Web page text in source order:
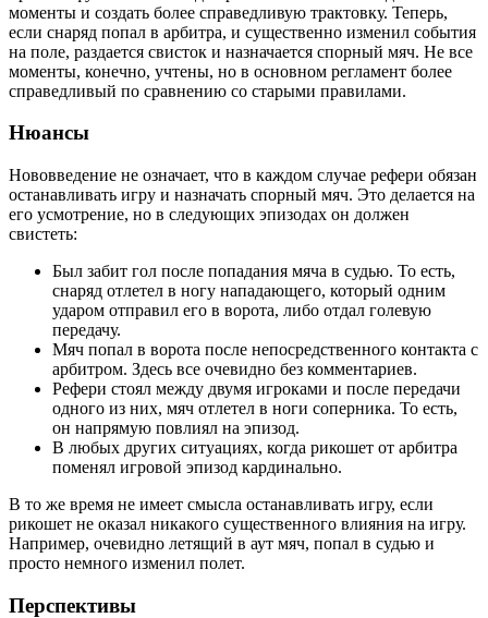
моменты и создать более справедливую трактовку. Теперь,
если снаряд попал в арбитра, и существенно изменил события
на поле, раздается свисток и назначается спорный мяч. Не все
моменты, конечно, учтены, но в основном регламент более
справедливый по сравнению со старыми правилами.
Нюансы
Нововведение не означает, что в каждом случае рефери обязан
останавливать игру и назначать спорный мяч. Это делается на
его усмотрение, но в следующих эпизодах он должен
свистеть:
Был забит гол после попадания мяча в судью. То есть,
снаряд отлетел в ногу нападающего, который одним
ударом отправил его в ворота, либо отдал голевую
передачу.
Мяч попал в ворота после непосредственного контакта с
арбитром. Здесь все очевидно без комментариев.
Рефери стоял между двумя игроками и после передачи
одного из них, мяч отлетел в ноги соперника. То есть,
он напрямую повлиял на эпизод.
В любых других ситуациях, когда рикошет от арбитра
поменял игровой эпизод кардинально.
В то же время не имеет смысла останавливать игру, если
рикошет не оказал никакого существенного влияния на игру.
Например, очевидно летящий в аут мяч, попал в судью и
просто немного изменил полет.
Перспективы